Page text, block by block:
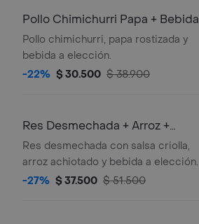
Pollo Chimichurri Papa + Bebida
Pollo chimichurri, papa rostizada y
bebida a elección.
-22% $ 30.500 $ 38.900
Res Desmechada + Arroz +
Bebida
Res desmechada con salsa criolla,
arroz achiotado y bebida a elección.
-27% $ 37.500 $ 51.500